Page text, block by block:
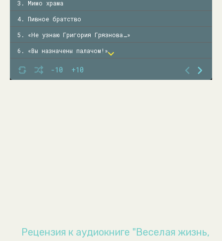
-10 +10
3. Мимо храма
4. Пивное братство
5. «Не узнаю Григория Грязнова…»
6. «Вы назначены палачом!»
7. Эротическая контрабанда
8. Мороженая свинина
Рецензия к аудиокниге "Веселая жизнь,